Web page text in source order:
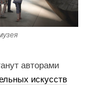
авторами
искусств